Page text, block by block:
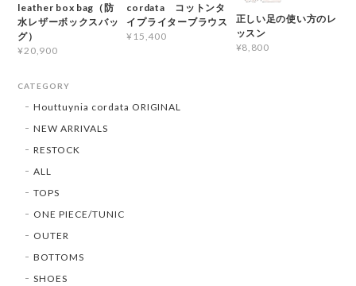
leather box bag（防
水レザーボックスバッ
グ）
¥20,900
cordata コットンタ
イプライターブラウス
¥15,400
正しい足の使い方のレ
ッスン
¥8,800
CATEGORY
Houttuynia cordata ORIGINAL
NEW ARRIVALS
RESTOCK
ALL
TOPS
ONE PIECE/TUNIC
OUTER
BOTTOMS
SHOES